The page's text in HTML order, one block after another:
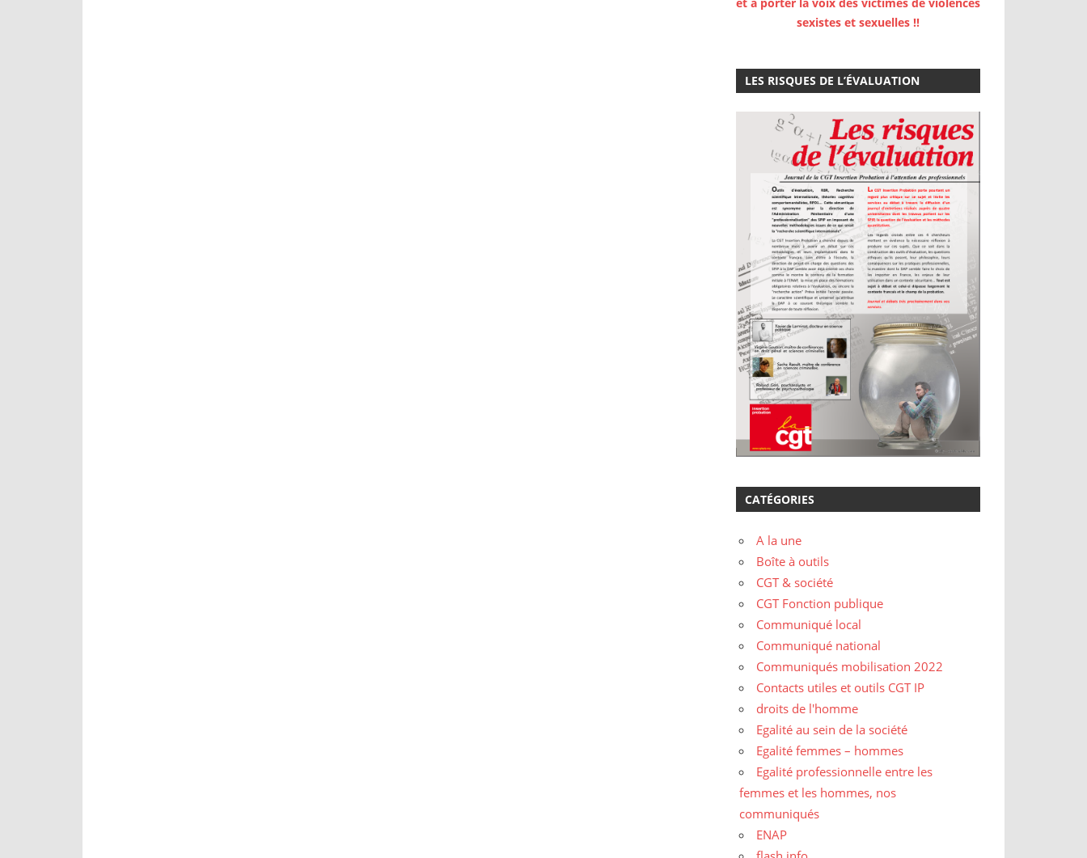
sexistes et sexuelles !!
LES RISQUES DE L’ÉVALUATION
CATÉGORIES
A la une
Boîte à outils
CGT & société
CGT Fonction publique
Communiqué local
Communiqué national
Communiqués mobilisation 2022
Contacts utiles et outils CGT IP
droits de l'homme
Egalité au sein de la société
Egalité femmes – hommes
Egalité professionnelle entre les
femmes et les hommes, nos
communiqués
ENAP